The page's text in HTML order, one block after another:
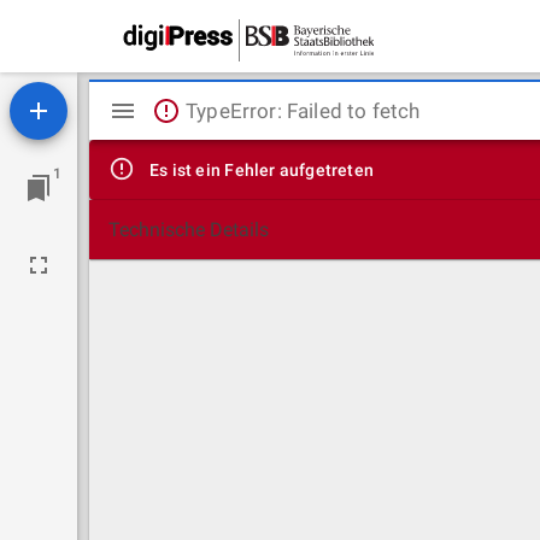
1
Mirador
Viewer
TypeError: Failed to fetch
Es ist ein Fehler aufgetreten
Technische Details